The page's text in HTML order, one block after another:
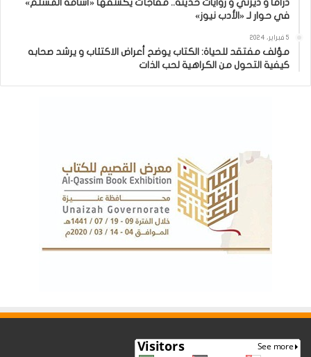
دراما و ديزني و روايات حديثة.. مفاجآت يكشفها «أسامة المسلم»
في حوار لـ «الأدب نيوز»
5 فبراير، 2024
مؤلف مفتقد للحياة: الكتاب يوضح أعراض الاكتئاب و يرشد صحابه
كيفية التحول من الكراهية لحب الذات